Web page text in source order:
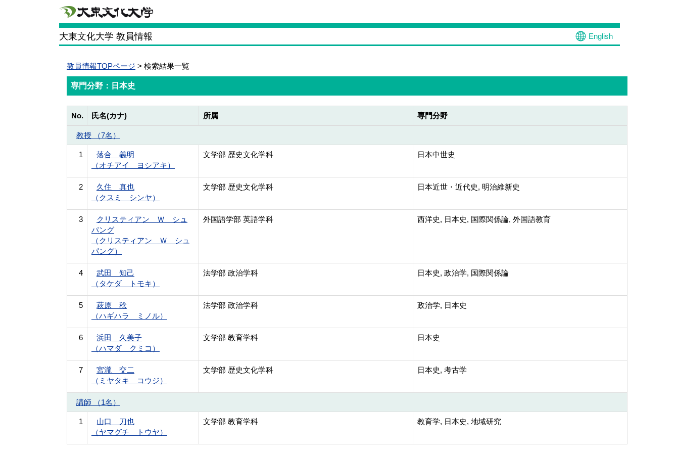
大東文化大学 教員情報 English
教員情報TOPページ > 検索結果一覧
専門分野：日本史
No. 氏名(カナ) 所属 専門分野
教授 （7名）
1
落合 義明
（オチアイ ヨシアキ）
文学部 歴史文化学科 日本中世史
2
久住 真也
（クスミ シンヤ）
文学部 歴史文化学科 日本近世・近代史, 明治維新史
3
クリスティアン Ｗ シュ
パング
（クリスティアン Ｗ シュ
パング）
外国語学部 英語学科 西洋史, 日本史, 国際関係論, 外国語教育
4
武田 知己
（タケダ トモキ）
法学部 政治学科 日本史, 政治学, 国際関係論
5
萩原 稔
（ハギハラ ミノル）
法学部 政治学科 政治学, 日本史
6
浜田 久美子
（ハマダ クミコ）
文学部 教育学科 日本史
7
宮瀧 交二
（ミヤタキ コウジ）
文学部 歴史文化学科 日本史, 考古学
講師 （1名）
1
山口 刀也
（ヤマグチ トウヤ）
文学部 教育学科 教育学, 日本史, 地域研究